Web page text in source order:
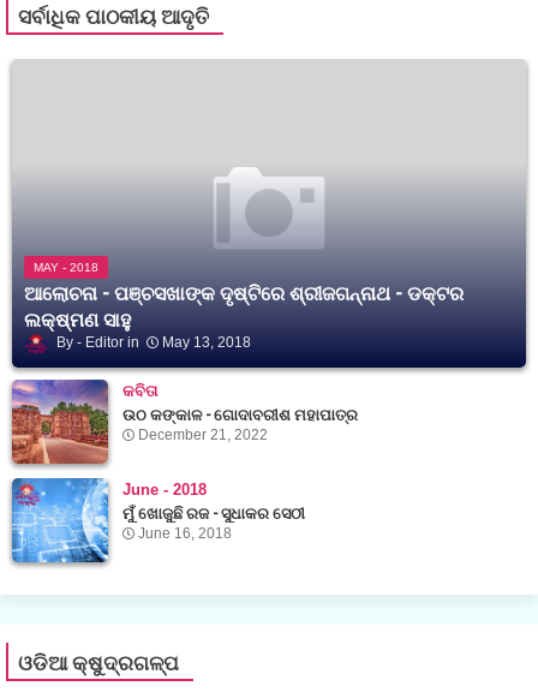
ସର୍ବାଧିକ ପାଠକୀୟ ଆଦୃତି
MAY - 2018
ଆଲୋଚନା - ପଞ୍ଚସଖାଙ୍କ ଦୃଷ୍ଟିରେ ଶ୍ରୀଜଗନ୍ନାଥ - ଡକ୍ଟର
ଲକ୍ଷ୍ମଣ ସାହୁ
Editor May 13, 2018
କବିତା
ଉଠ କଙ୍କାଳ - ଗୋଦାବରୀଶ ମହାପାତ୍ର
December 21, 2022
June - 2018
ମୁଁ ଖୋଜୁଛି ରଜ - ସୁଧାକର ସେଠୀ
June 16, 2018
ଓଡିଆ କ୍ଷୁଦ୍ରଗଳ୍ପ